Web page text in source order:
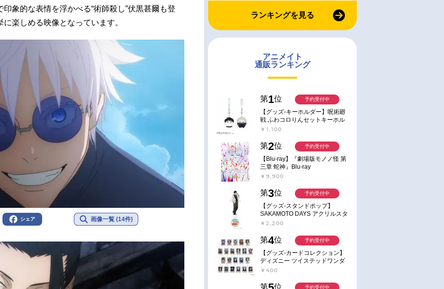
象的な表情を浮かべる“術師殺し”伏黒甚爾も登
楽しめる映像となっています。
シェア 画像一覧 (14件)
ランキングを見る
アニメイト
通販ランキング
第1位
【グッズ-キーホルダー】呪術廻
戦 ふわコロりんセットキーホル
ダー【アニメイト特典付】
￥1,100
予約受付中
第2位
【Blu-ray】『劇場版モノノ怪 第
三章 蛇神』Blu-ray
￥9,900
予約受付中
第3位
【グッズ-スタンドポップ】
SAKAMOTO DAYS アクリルスタ
ンド～Sunny Afternoon～ 4.南雲
￥2,200
予約受付中
第4位
【グッズ-カードコレクション】
ディズニー ツイステッドワンダ
ーランド ランダムカードコレク
￥400
予約受付中
第 位 予約受付中